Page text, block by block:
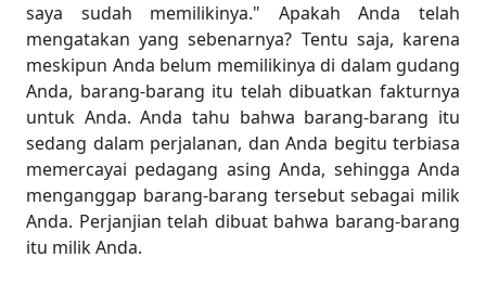
saya sudah memilikinya." Apakah Anda telah
mengatakan yang sebenarnya? Tentu saja, karena
meskipun Anda belum memilikinya di dalam gudang
Anda, barang-barang itu telah dibuatkan fakturnya
untuk Anda. Anda tahu bahwa barang-barang itu
sedang dalam perjalanan, dan Anda begitu terbiasa
memercayai pedagang asing Anda, sehingga Anda
menganggap barang-barang tersebut sebagai milik
Anda. Perjanjian telah dibuat bahwa barang-barang
itu milik Anda.